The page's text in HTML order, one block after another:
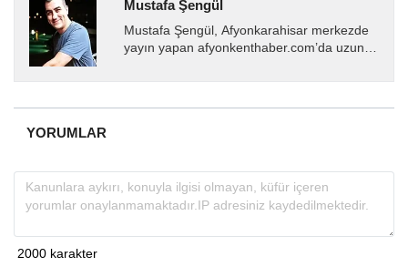
Mustafa Şengül
Mustafa Şengül, Afyonkarahisar merkezde
yayın yapan afyonkenthaber.com’da uzun
almakta, haber akışı...
YORUMLAR